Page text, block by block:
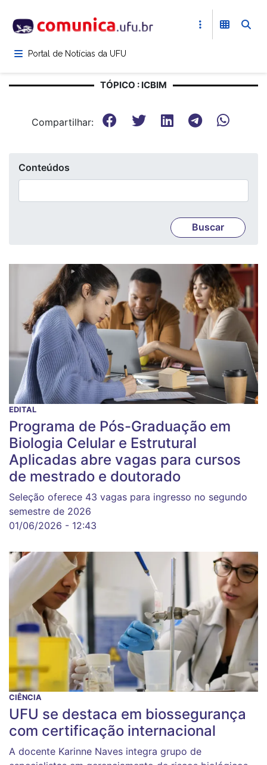
para
conteúdoPortal de Notícias da UFU
TÓPICO : ICBIM
Compartilhar:
Conteúdos
EDITAL
Programa de Pós-Graduação em
Biologia Celular e Estrutural
Aplicadas abre vagas para cursos
de mestrado e doutorado
Seleção oferece 43 vagas para ingresso no segundo
semestre de 2026
01/06/2026 - 12:43
CIÊNCIA
UFU se destaca em biossegurança
com certificação internacional
A docente Karinne Naves integra grupo de